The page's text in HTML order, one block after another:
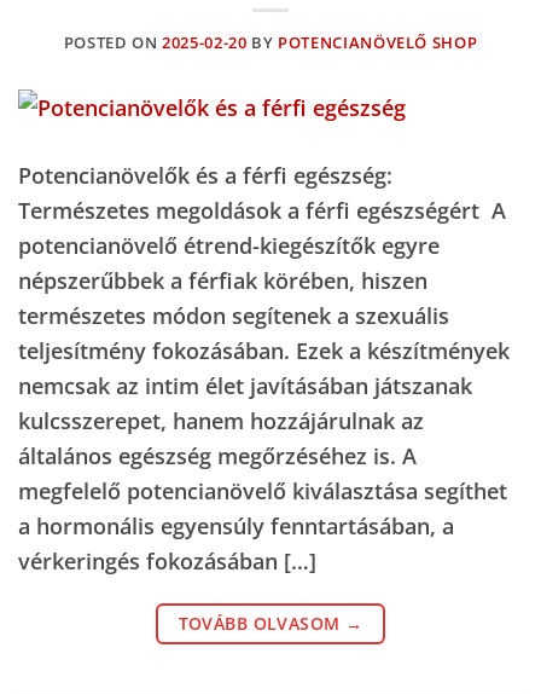
POSTED ON2025-02-20 BY POTENCIANÖVELŐ SHOP
Potencianövelők és a férfi egészség:
Természetes megoldások a férfi egészségért A
potencianövelő étrend-kiegészítők egyre
népszerűbbek a férfiak körében, hiszen
természetes módon segítenek a szexuális
teljesítmény fokozásában. Ezek a készítmények
nemcsak az intim élet javításában játszanak
kulcsszerepet, hanem hozzájárulnak az
általános egészség megőrzéséhez is. A
megfelelő potencianövelő kiválasztása segíthet
a hormonális egyensúly fenntartásában, a
vérkeringés fokozásában […]
TOVÁBB OLVASOM →